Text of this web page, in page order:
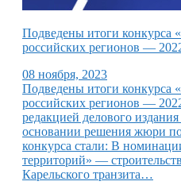
Подведены итоги конкурса
российских регионов —
08 ноября, 2023
Подведены итоги конкурса
российских регионов —
редакцией делового
основании решения жюри
конкурса стали: В
территорий» —
Карельского транзита…